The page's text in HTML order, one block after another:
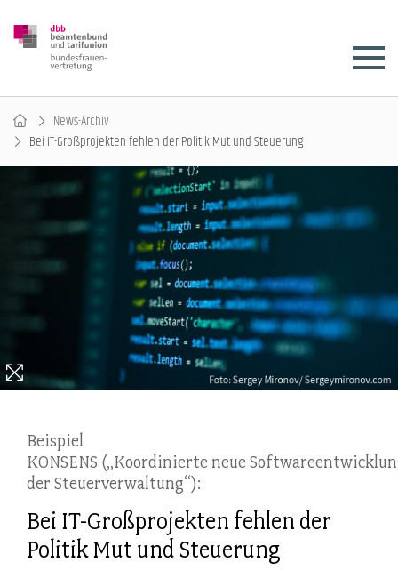
News-Archiv
Bei IT-Großprojekten fehlen der Politik Mut und Steuerung
Beispiel
KONSENS („Koordinierte neue
der Steuerverwaltung“):
Bei IT-Großprojekten fehlen der
Politik Mut und Steuerung